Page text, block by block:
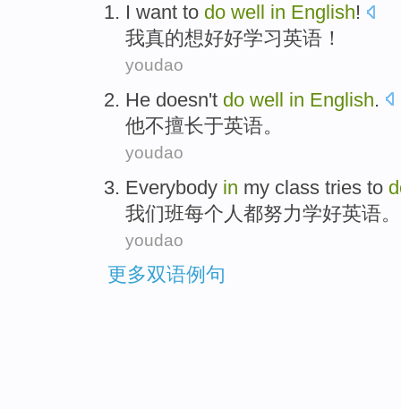
I want to do well in English!
我真的想好好学习英语！
youdao
He doesn't do well in English.
他不擅长于英语。
youdao
Everybody in my class tries to
我们班每个人都努力学好英语。
youdao
更多双语例句